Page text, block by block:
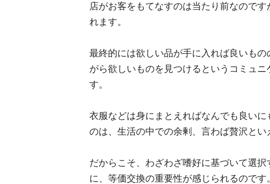
店がお客をもてなすのは当たり前なので
れます。
最終的には欲しい品が手に入れば良いも
がら欲しいものを見つけるというコミュ
す。
衣服などは身にまとえればなんでも良い
のは、生活の中での余剰、言わば贅沢とい
だからこそ、わざわざ嗜好に基づいて選
に、等価交換の重要性が感じられるのです